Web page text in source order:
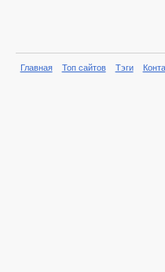
Главная Топ сайтов Тэги